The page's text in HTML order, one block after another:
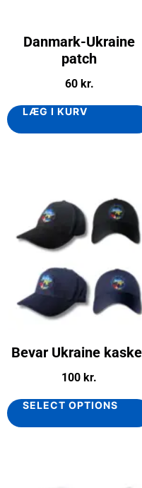
Danmark-Ukraine
patch
60 kr.
LÆG I KURV
Bevar Ukraine
100 kr.
SELECT OPTIONS